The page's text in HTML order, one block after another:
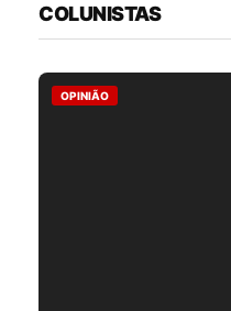
COLUNISTAS
OPINIÃO